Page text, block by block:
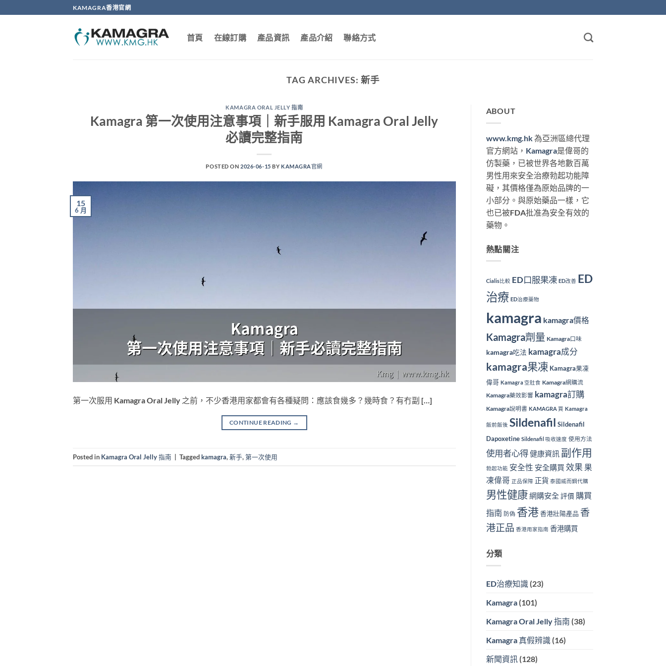
to
KAMAGRA香港官網
首頁 在線訂購 產品資訊 產品介紹 聯絡方式
TAG ARCHIVES:新手
KAMAGRA ORAL JELLY 指南
Kamagra 第一次使用注意事項｜新手服用 Kamagra Oral Jelly
必讀完整指南
POSTED ON2026-06-15 BY KAMAGRA官網
15
6 月
第一次服用 Kamagra Oral Jelly 之前，不少香港用家都會有各種疑問：應該食幾多？幾時食？有冇副 […]
CONTINUE READING →
Posted in Kamagra Oral Jelly 指南 Taggedkamagra,新手,第一次使用
ABOUT
www.kmg.hk為亞洲區總代理
官方網站， Kamagra是偉哥的
仿製藥，已被世界各地數百萬
男性用來安全治療勃起功能障
礙，其價格僅為原始品牌的一
小部分。與原始藥品一樣，它
也已被FDA批准為安全有效的
藥物。
熱點關注
Cialis比較 ED口服果凍 ED改善 ED
治療 ED治療藥物
kamagra kamagra價格
Kamagra劑量 Kamagra口味
kamagra吃法 kamagra成分
kamagra果凍 Kamagra果凍
偉哥 Kamagra 空肚食 Kamagra網購流
Kamagra藥效影響 kamagra訂購
Kamagra說明書 KAMAGRA 買 Kamagra
飯前飯後 Sildenafil Sildenafil
Dapoxetine Sildenafil 吸收速度 使用方法
使用者心得健康資訊 副作用
勃起功能 安全性 安全購買 效果 果
凍偉哥 正品保障 正貨 泰國威而鋼代購
男性健康網購安全 評價 購買
指南 防偽 香港 香港壯陽產品 香
港正品 香港用家指南 香港購買
分類
ED治療知識(23)
Kamagra(101)
Kamagra Oral Jelly 指南 (38)
Kamagra 真假辨識(16)
新聞資訊(128)